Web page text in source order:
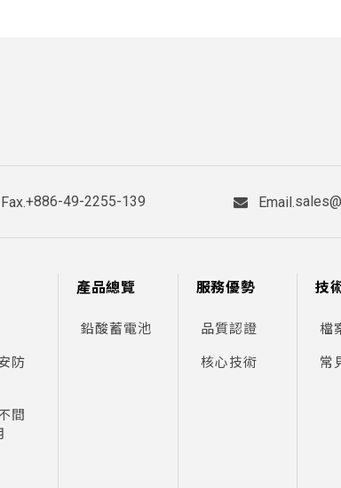
4.25 70
5.95 7 151
5.95 7 116
9
10
Fax.+886-49-2255-139 Email.
防
間
產品總覽
鉛酸蓄電池
服務優勢
品質認證
核心技術
技
檔
常